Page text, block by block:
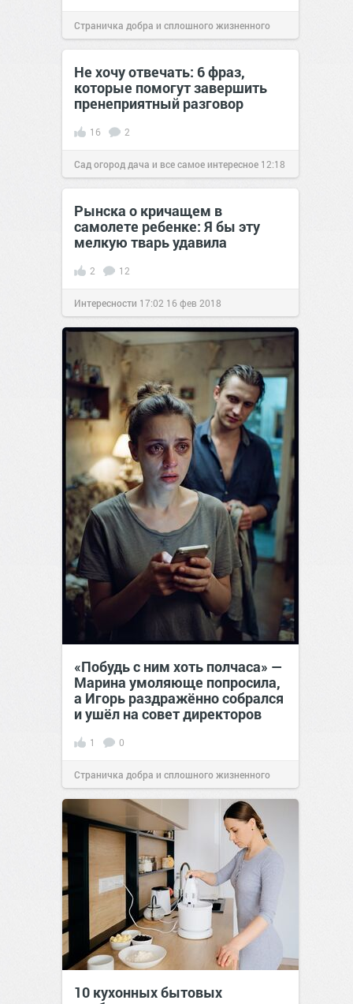
Страничка добра и сплошного жизненного
позитива!23:06 12 мар 2024
Не хочу отвечать: 6 фраз,
которые помогут завершить
пренеприятный разговор
16 2
Сад огород дача и все самое интересное 12:18
05 июл 2018
Рынска о кричащем в
самолете ребенке: Я бы эту
мелкую тварь удавила
2 12
Интересности 17:02 16 фев 2018
«Побудь с ним хоть полчаса» —
Марина умоляюще попросила,
а Игорь раздражённо собрался
и ушёл на совет директоров
1 0
Страничка добра и сплошного жизненного
позитива!19:38Вчера
10 кухонных бытовых